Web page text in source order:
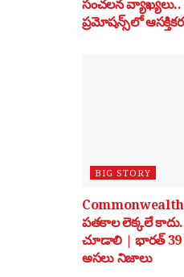
సంచలన వ్యాఖ్యలు..
ప్రమోషన్స్‌లో
BIG STORY
Commonwealth
పతకాల లెక్కలే
చూడాలి | భారత్ 39
అసలు నిజాలు